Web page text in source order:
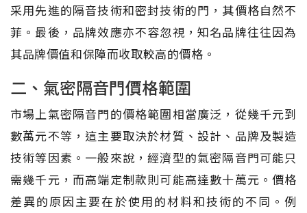
采用先進的隔音技術和密封技術的門，其價格自然不
菲。最後，品牌效應亦不容忽視，知名品牌往往因為
其品牌價值和保障而收取較高的價格。
二、氣密隔音門價格範圍
市場上氣密隔音門的價格範圍相當廣泛，從幾千元到
數萬元不等，這主要取決於材質、設計、品牌及製造
技術等因素。一般來說，經濟型的氣密隔音門可能只
需幾千元，而高端定制款則可能高達數十萬元。價格
差異的原因主要在於使用的材料和技術的不同。例